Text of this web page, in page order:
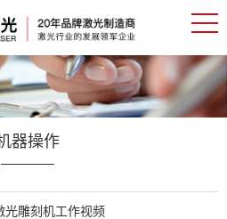
器操作
光雕刻机工作视频